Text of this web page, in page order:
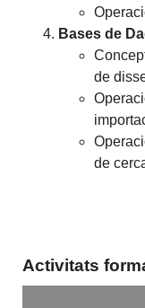
Bases de
de
de
Activitats